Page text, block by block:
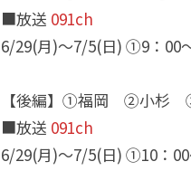
■放送 091ch
6/29(月)～7/5(日) ①9：00
【後編】①福岡 ②小
■放送 091ch
6/29(月)～7/5(日) ①10：